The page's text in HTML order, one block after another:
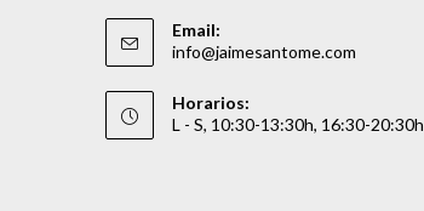
Email:
info@jaimesantome.com
Horarios:
L - S, 10:30-13:30h, 16:30-20:30h